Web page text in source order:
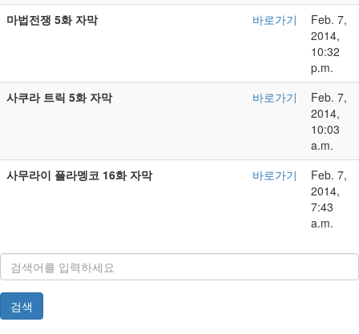
마법전쟁 5화 자막
바로가기
Feb. 7,
2014,
10:32
p.m.
사쿠라 트릭 5화 자막
바로가기
Feb. 7,
2014,
10:03
a.m.
사무라이 플라멩코 16화 자막
바로가기
Feb. 7,
2014,
7:43
a.m.
검색